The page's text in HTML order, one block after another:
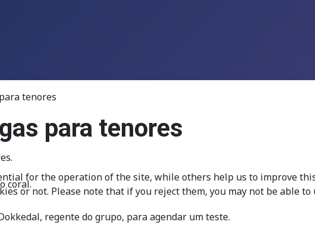
tenores
para tenores
coral.
regente do grupo, para agendar um teste.
for the operation of the site, while others help us to improve
or not. Please note that if you reject them, you may not be able